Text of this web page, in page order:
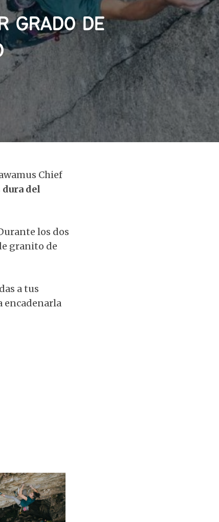
GRADO DE
Chief
del
los dos
granito de
a tus
encadenarla